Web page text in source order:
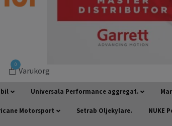
0
Varukorg
Universala Performance aggregat.
Motorsport Setrab Oljekylare. NUKE